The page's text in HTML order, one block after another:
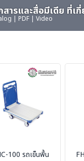
สารและสื่อมีเดีย ที่เ
| PDF | Video
100 รถเข็นพื้น